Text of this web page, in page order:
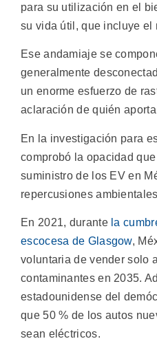
para su utilización en el
su vida útil, que incluye el
Ese andamiaje se
generalmente
un enorme esfuerzo de
aclaración de quién
En la investigación para
comprobó la opacidad
suministro de los EV en
repercusiones
En 2021, durante la
escocesa de Glasgow,
voluntaria de vender solo
contaminantes en 2035.
estadounidense del
que 50 % de los autos
sean eléctricos.